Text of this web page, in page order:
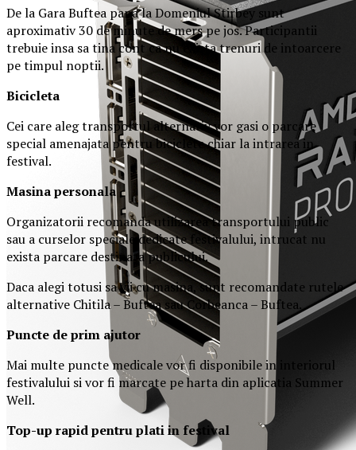
De la Gara Buftea pana la Domeniul Stirbey sunt
aproximativ 30 de minute de mers pe jos. Participantii
trebuie insa sa tina cont ca nu exista trenuri de intoarcere
pe timpul noptii.
Bicicleta
Cei care aleg transportul alternativ vor gasi o parcare
special amenajata pentru biciclete chiar la intrarea in
festival.
Masinapersonala
Organizatorii recomanda utilizarea transportului public
sau a curselor speciale dedicate festivalului, intrucat nu
exista parcare destinata publicului.
Daca alegi totusi sa vii cu masina, sunt recomandate rutele
alternative Chitila – Buftea sau Corbeanca – Buftea.
Puncte de prim ajutor
Mai multe puncte medicale vor fi disponibile in interiorul
festivalului si vor fi marcate pe harta din aplicatia Summer
Well.
Top-up rapid pentru plati in festival